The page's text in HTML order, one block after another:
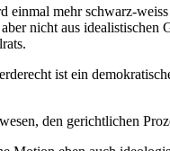
einmal mehr schwarz-
nicht aus
ist ein
den gerichtlichen